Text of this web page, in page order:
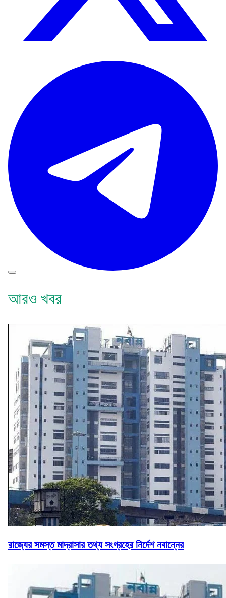
আরও খবর
রাজ্যের সমস্ত মাদ্রাসার তথ্য সংগ্রহের নির্দেশ নবান্নের